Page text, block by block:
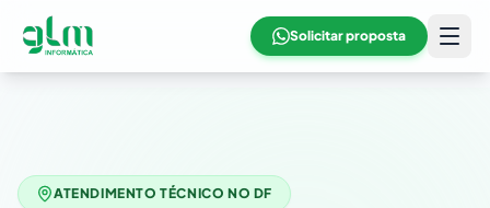
Solicitar proposta
ATENDIMENTO TÉCNICO NO DF